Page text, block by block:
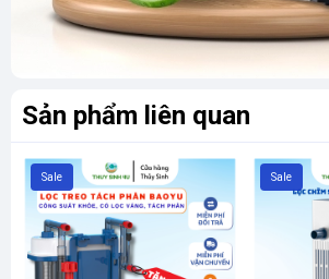
Sản phẩm liên quan
Sale Sale